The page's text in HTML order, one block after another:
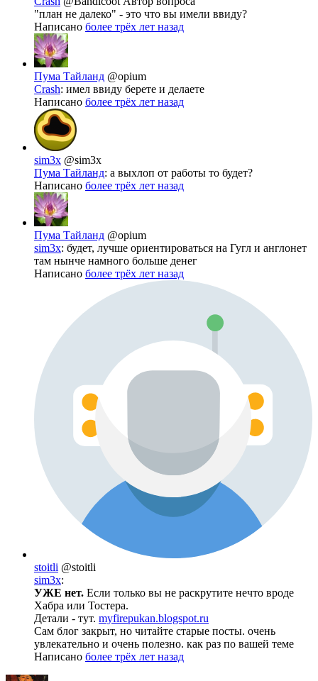
"план не далеко" - это что вы имели ввиду?
Написано более трёх лет назад
Пума Тайланд @opium
Crash: имел ввиду берете и делаете
Написано более трёх лет назад
sim3x @sim3x
Пума Тайланд: а выхлоп от работы то будет?
Написано более трёх лет назад
Пума Тайланд @opium
sim3x: будет, лучше ориентироваться на Гугл и англонет
там нынче намного больше денег
Написано более трёх лет назад
stoitli @stoitli
sim3x:
УЖЕ нет. Если только вы не раскрутите нечто вроде
Хабра или Тостера.
Детали - тут. myfirepukan.blogspot.ru
Сам блог закрыт, но читайте старые посты. очень
увлекательно и очень полезно. как раз по вашей теме
Написано более трёх лет назад